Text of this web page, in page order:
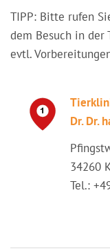
TIPP: Bitte rufen
dem Besuch in
evtl.
Dr. Dr.
34260
Tel.: